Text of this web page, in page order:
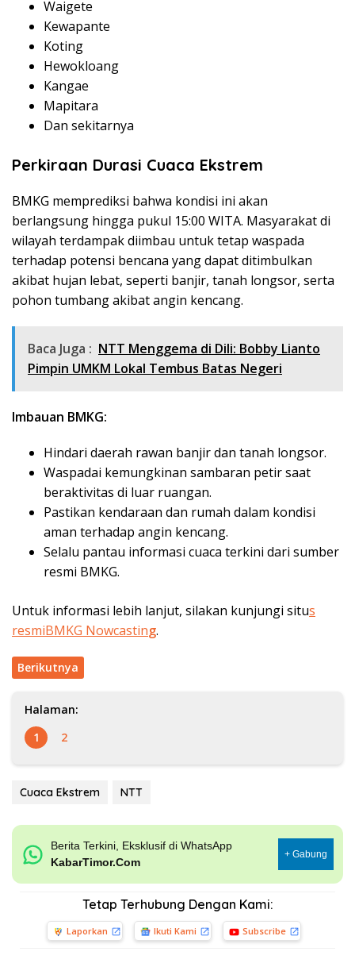
Waigete
Kewapante
Koting
Hewokloang
Kangae
Mapitara
Dan sekitarnya
Perkiraan Durasi Cuaca Ekstrem
BMKG memprediksi bahwa kondisi ini akan
berlangsung hingga pukul 15:00 WITA. Masyarakat di
wilayah terdampak diimbau untuk tetap waspada
terhadap potensi bencana yang dapat ditimbulkan
akibat hujan lebat, seperti banjir, tanah longsor, serta
pohon tumbang akibat angin kencang.
Baca Juga : NTT Menggema di Dili: Bobby Lianto
Pimpin UMKM Lokal Tembus Batas Negeri
Imbauan BMKG:
Hindari daerah rawan banjir dan tanah longsor.
Waspadai kemungkinan sambaran petir saat
beraktivitas di luar ruangan.
Pastikan kendaraan dan rumah dalam kondisi
aman terhadap angin kencang.
Selalu pantau informasi cuaca terkini dari sumber
resmi BMKG.
Untuk informasi lebih lanjut, silakan kunjungi situs
resmiBMKG Nowcasting.
Berikutnya
Halaman:
1
2
Cuaca Ekstrem NTT
Berita Terkini, Eksklusif di WhatsApp
KabarTimor.Com
+ Gabung
Tetap Terhubung Dengan Kami:
Laporkan Ikuti Kami Subscribe